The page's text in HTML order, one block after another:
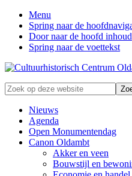
Menu
Spring naar de
Door naar de hoofd inhoud
Spring naar de voettekst
Zonder
verleden
geen
toekomst
Zoek
op
deze
website
Nieuws
Agenda
Open Monumentendag
Canon Oldambt
Akker en veen
Bouwstijl en